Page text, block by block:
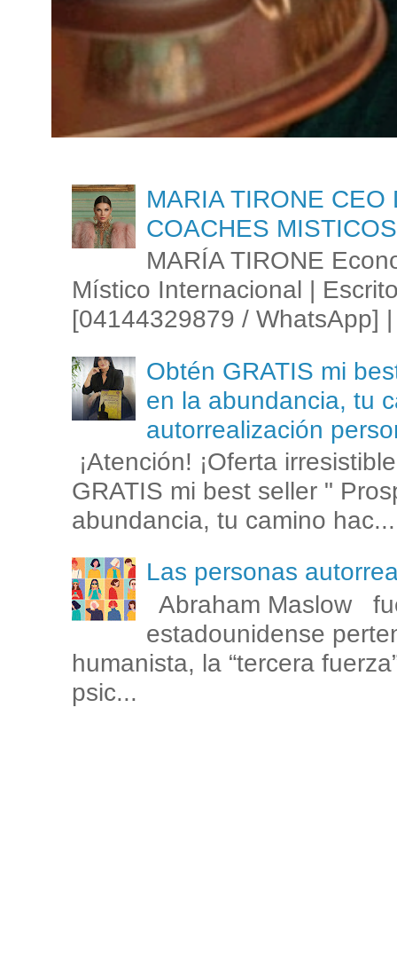
MARIA TIRONE
COACHES
MARÍA TIRONE
Místico Internacional |
[04144329879 / WhatsApp]
Obtén GRATIS mi
en la abundancia, tu
autorrealización
¡Atención! ¡Oferta
GRATIS mi best seller "
abundancia, tu camino hac...
Las personas
Abraham Maslow
estadounidense
humanista, la “tercera
psic...